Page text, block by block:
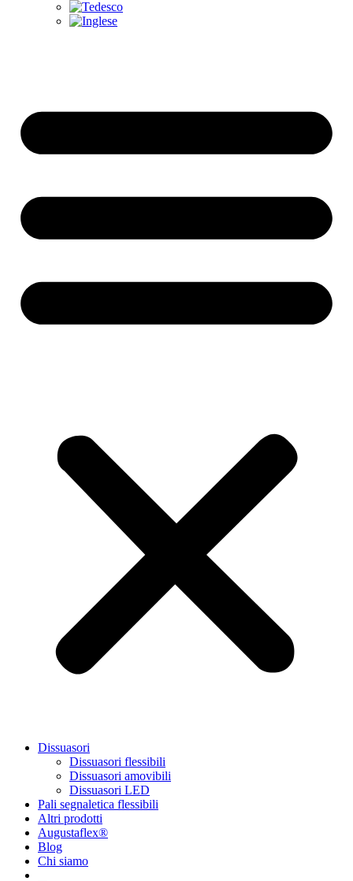
Dissuasori
Dissuasori flessibili
Dissuasori amovibili
Dissuasori LED
Pali segnaletica flessibili
Altri prodotti
Augustaflex®
Blog
Chi siamo